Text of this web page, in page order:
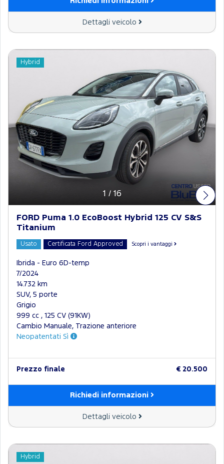
Dettagli veicolo
1 / 16
Hybrid
FORD Puma 1.0 EcoBoost Hybrid 125 CV S&S
Titanium
Usato Certificata Ford Approved Scopri i vantaggi
Ibrida - Euro 6D-temp
7/2024
14.732 km
SUV, 5 porte
Grigio
999 cc , 125 CV (91KW)
Cambio Manuale, Trazione anteriore
Neopatentati Sì
Prezzo finale € 20.500
Richiedi informazioni
Dettagli veicolo
Hybrid